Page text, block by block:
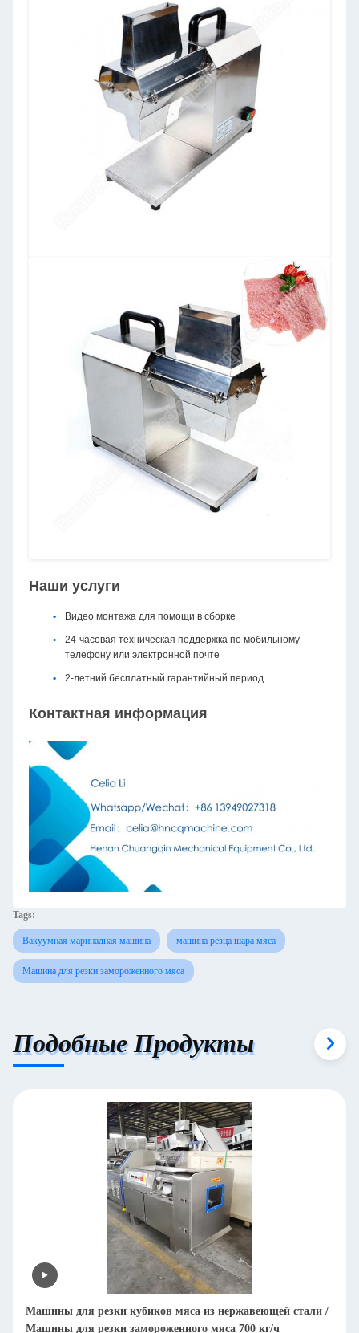
Наши услуги
Видео монтажа для помощи в сборке
24-часовая техническая поддержка по мобильному
телефону или электронной почте
2-летний бесплатный гарантийный период
Контактная информация
Tags:
Вакуумная маринадная машина машина резца шара мяса
Машина для резки замороженного мяса
Подобные Продукты
Машины для резки кубиков мяса из нержавеющей стали /
Машины для резки замороженного мяса 700 кг/ч